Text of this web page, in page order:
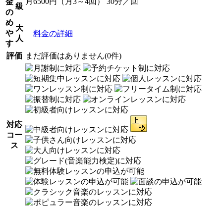
の
め
や
す
級
大
人
料金の詳細
評価 まだ評価はありません(0件)
対応
コー
ス